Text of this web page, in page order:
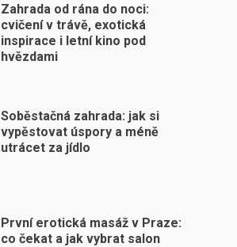
Zahrada od rána do noci:
cvičení v trávě, exotická
inspirace i letní kino pod
hvězdami
Soběstačná zahrada: jak si
vypěstovat úspory a méně
utrácet za jídlo
První erotická masáž v Praze:
co čekat a jak vybrat salon